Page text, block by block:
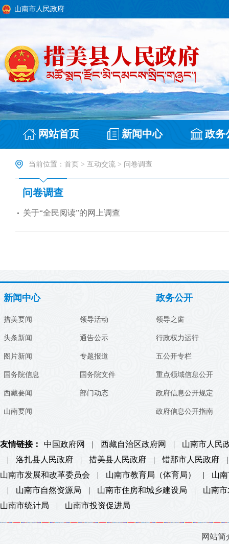
山南市人民政府
网站首页 新闻中心 政务
当前位置： 首页 > 互动交流 > 问卷调查
问卷调查
关于“全民阅读”的网上调查
新闻中心
措美要闻
头条新闻
图片新闻
国务院信息
西藏要闻
山南要闻
领导活动
通告公示
专题报道
国务院文件
部门动态
政务公开
领导之窗
行政权力运行
五公开专栏
重点领域信息公开
政府信息公开规定
政府信息公开指南
友情链接： 中国政府网 | 西藏自治区政府网 |
山南市人民
|
洛扎县人民政府 | 措美县人民政府 | 错那市人民政府
|
山南市发展和改革委员会
| 山南市教育局（体育局） |
山
|
山南市自然资源局 | 山南市住房和城乡建设局 |
山南
山南市统计局
| 山南市投资促进局
网站简